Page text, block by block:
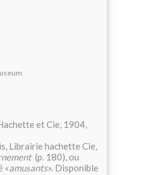
et Cie, 1904,
Librairie hachette Cie,
(p. 180), ou
«amusants». Disponible